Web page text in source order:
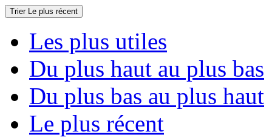
Trier Le plus récent
Les plus utiles
Du plus haut au plus bas
Du plus bas au plus haut
Le plus récent